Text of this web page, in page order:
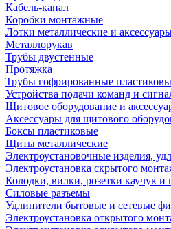
Кабель-канал
Коробки монтажные
Лотки металлические и
Металлорукав
Трубы двустенные
Протяжка
Трубы гофрированные
Устройства подачи команд и
Щитовое оборудование и
Аксессуары для щитового
Боксы пластиковые
Щиты металлические
Электроустановочные изделия,
Электроустановка скрытого
Колодки, вилки, розетки каучук и
Силовые разъемы
Удлинители бытовые и сетевые
Электроустановка открытого